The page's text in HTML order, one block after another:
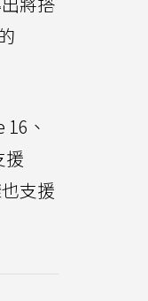
、
援
支援